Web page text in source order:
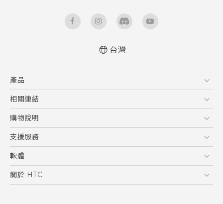
台灣
產品
5G
智慧型手機
配件
相關連結
HTC Research
購物說明
購物須知
訂單管理
付款方式
支援服務
到府收送維修服務
服務中心資訊
客戶服務佈告欄
軟體
應用程式
關於 HTC